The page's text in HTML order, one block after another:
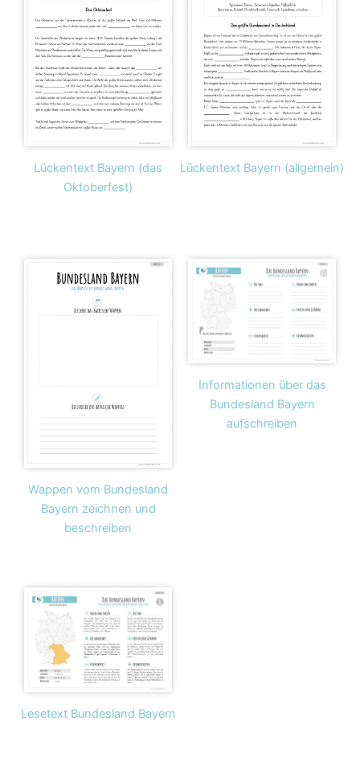
Lückentext Bayern (das
Oktoberfest)
Lückentext Bayern (allgemein)
Wappen vom Bundesland
Bayern zeichnen und
beschreiben
Informationen über das
Bundesland Bayern
aufschreiben
Lesetext Bundesland Bayern